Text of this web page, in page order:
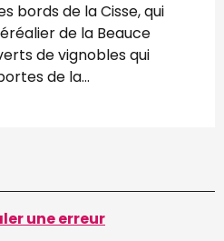
bords de la Cisse, qui
de la Beauce
de vignobles qui
de la...
une erreur